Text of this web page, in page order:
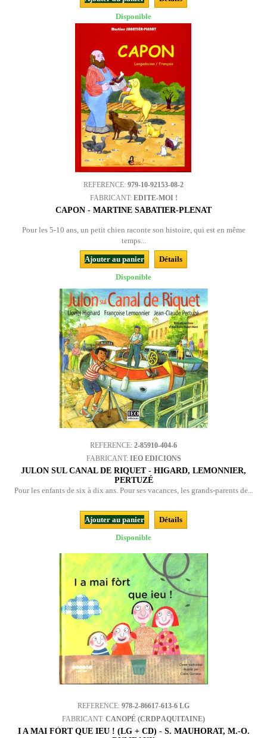
Disponible
REFERENCE: 979-10-92153-08-2
FABRICANT: EDITE-MOI !
CAPON - MARTINE SABATIER-PLENAT
Pour les 5-10 ans, un petit chien raconte son histoire, qui est en même
temps...
Ajouter au panier
Détails
Disponible
REFERENCE: 2-85910-404-6
FABRICANT: IEO EDICIONS
JULON SUL CANAL DE RIQUET - HIGARD, LEMONNIER,
PERTUZÉ
Pour les enfants de six à dix ans. Pour ses vacances, les grands-parents de...
Ajouter au panier
Détails
Disponible
REFERENCE: 978-2-86617-613-6 LG
FABRICANT: CANOPÉ (CRDP AQUITAINE)
I A MAI FÒRT QUE IEU ! (LG + CD) - S. MAUHORAT, M.-O.